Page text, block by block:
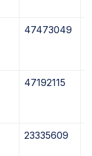
47473049
47192115
23335609